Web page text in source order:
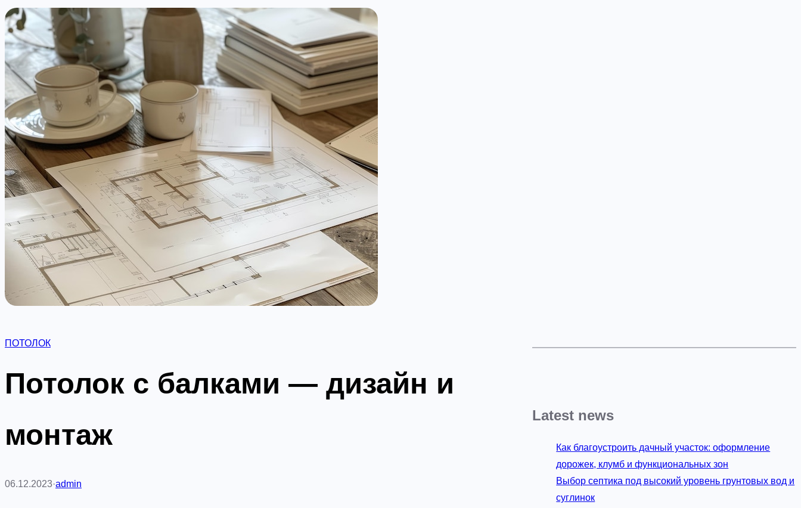
ПОТОЛОК
Потолок с балками — дизайн и
монтаж
06.12.2023·admin
Latest news
Как благоустроить дачный участок: оформление
дорожек, клумб и функциональных зон
Выбор септика под высокий уровень грунтовых вод и
суглинок